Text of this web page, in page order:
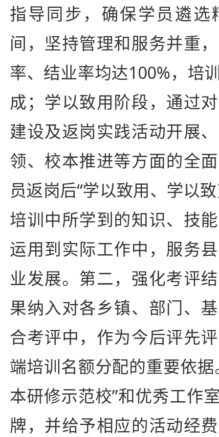
指导同步，确保学员遴选
间，坚持管理和服务并重
率、结业率均达100%，培
成；学以致用阶段，通过
建设及返岗实践活动开展
领、校本推进等方面的全
员返岗后“学以致用、学以
培训中所学到的知识、技
运用到实际工作中，服务
业发展。第二，强化考评
果纳入对各乡镇、部门、
合考评中，作为今后评先
端培训名额分配的重要依
本研修示范校”和优秀工作
牌，并给予相应的活动经